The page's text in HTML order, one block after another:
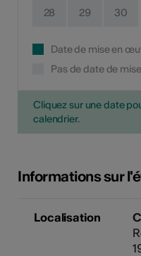
28 29 30
Date de mise en
Pas de date de
Cliquez sur une date
calendrier.
Informations sur
Localisation